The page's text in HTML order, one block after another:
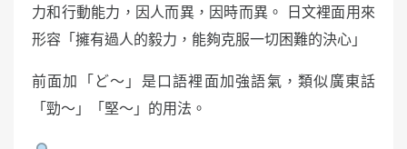
力和行動能力，因人而異，因時而異。 日文裡面用來
形容「擁有過人的毅力，能夠克服一切困難的決心」
前面加「ど～」是口語裡面加強語氣，類似廣東話
「勁～」「堅～」的用法。